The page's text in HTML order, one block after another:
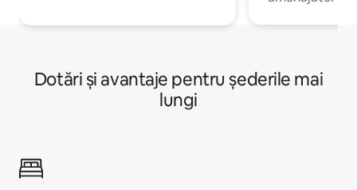
Dotări și avantaje pentru șederile mai
lungi